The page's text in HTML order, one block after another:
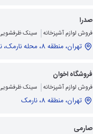
صدرا
فروش لوازم آشپزخانه سینک
تهران، منطقه 8، محله نارمک، نارمک
فروشگاه اخوان
فروش لوازم آشپزخانه سینک
تهران، منطقه 8، نارمک
صارمی